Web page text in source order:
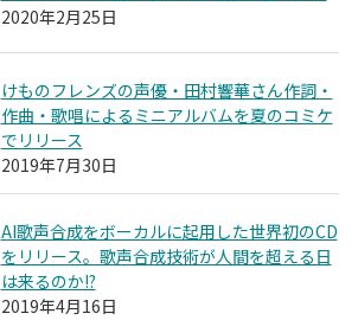
2020年2月25日
けものフレンズの声優・田村響華さん作詞・
作曲・歌唱によるミニアルバムを夏のコミケ
でリリース
2019年7月30日
AI歌声合成をボーカルに起用した世界初のCD
をリリース。歌声合成技術が人間を超える日
は来るのか!?
2019年4月16日